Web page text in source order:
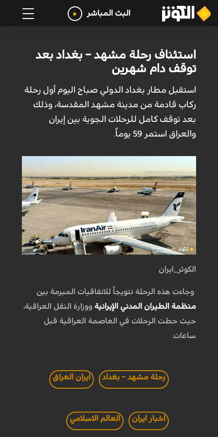
البث المباشر
استئناف رحلة مشهد – بغداد بعد
توقف دام شهرين
استقبل مطار بغداد الدولي صباح اليوم أول رحلة
ركاب قادمة من مدينة مشهد المقدسة، وذلك
بعد توقف كامل للرحلات الجوية بين إيران
والعراق استمر 59 يوماً.
الكوثر_ايران
وجاءت هذه الرحلة تتويجاً للاتفاقيات المبرمة بين
منظمة الطيران المدني الإيرانية ووزارة النقل العراقية،
حيث حطت الرحلات في العاصمة العراقية قبل
ساعات.
رحلة مشهد – بغداد ايران العراق
اخبار ايران العالم الاسلامي